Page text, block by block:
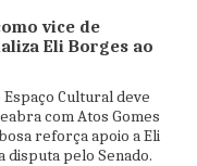
vice de
Eli Borges ao
Cultural deve
com Atos Gomes
reforça apoio a Eli
disputa pelo Senado.